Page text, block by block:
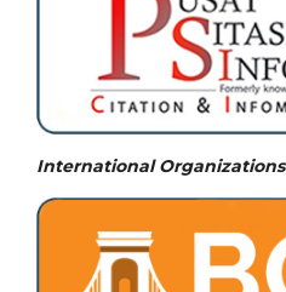
International Organizations